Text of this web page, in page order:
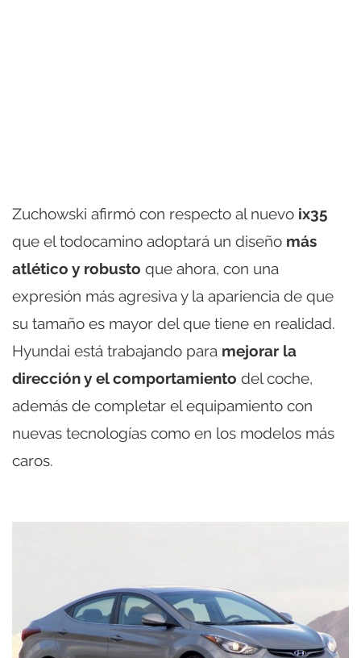
Zuchowski afirmó con respecto al nuevo ix35
que el todocamino adoptará un diseño más
atlético y robusto que ahora, con una
expresión más agresiva y la apariencia de que
su tamaño es mayor del que tiene en realidad.
Hyundai está trabajando para mejorar la
dirección y el comportamiento del coche,
además de completar el equipamiento con
nuevas tecnologías como en los modelos más
caros.